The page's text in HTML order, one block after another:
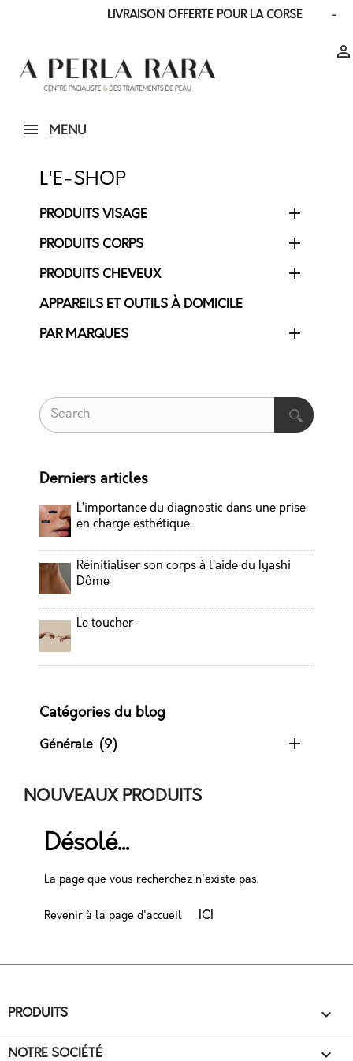
LIVRAISON OFFERTE POUR LA CORSE -

MENU
L'E-SHOP
PRODUITS VISAGE 
PRODUITS CORPS 
PRODUITS CHEVEUX 
APPAREILS ET OUTILS À DOMICILE
PAR MARQUES 
Derniers articles
L’importance du diagnostic dans une prise
en charge esthétique.
Réinitialiser son corps à l’aide du Iyashi
Dôme
Le toucher
Catégories du blog
Générale (9) 
NOUVEAUX PRODUITS
Désolé...
La page que vous recherchez n'existe pas.
Revenir à la page d'accueil ICI
PRODUITS 
NOTRE SOCIÉTÉ 